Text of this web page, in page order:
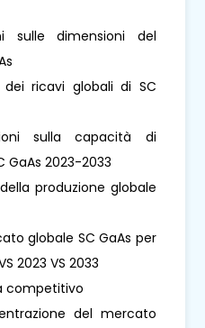
sulle dimensioni del
dei ricavi globali di SC
sulla capacità di
GaAs 2023-2033
produzione globale
globale SC GaAs per
2023 VS 2033
competitivo
del mercato